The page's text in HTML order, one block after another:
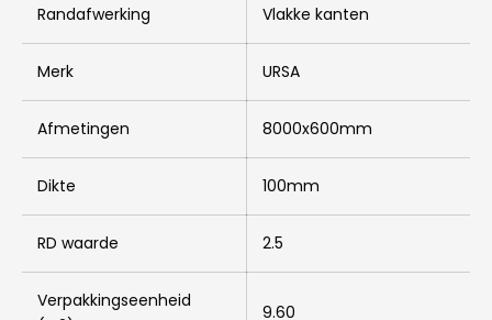
Randafwerking Vlakke kanten
Merk URSA
Afmetingen 8000x600mm
Dikte 100mm
RD waarde 2.5
Verpakkingseenheid
9.60